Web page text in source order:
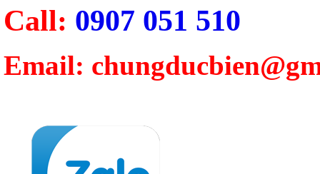
Call: 0907 051 510
Email: